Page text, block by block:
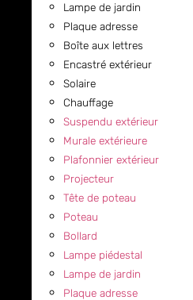
Lampe de jardin
Plaque adresse
Boîte aux lettres
Encastré extérieur
Solaire
Chauffage
Suspendu extérieur
Murale extérieure
Plafonnier extérieur
Projecteur
Tête de poteau
Poteau
Bollard
Lampe piédestal
Lampe de jardin
Plaque adresse